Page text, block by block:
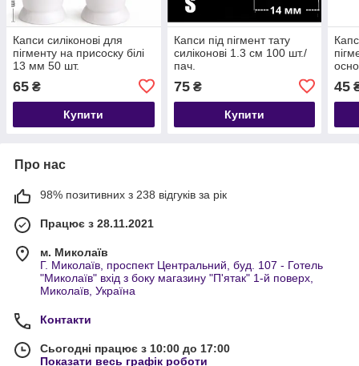
Капси силіконові для
пігменту на присоску білі
13 мм 50 шт.
65 ₴
Купити
Капси під пігмент тату
силіконові 1.3 см 100 шт./
пач.
75₴
Купити
45
Про нас
98% позитивних з 238 відгуків за рік
Працює з 28.11.2021
м. Миколаїв
Г. Миколаїв, проспект Центральний, буд. 107 - Готель
"Миколаїв" вхід з боку магазину "П'ятак" 1-й поверх,
Миколаїв, Україна
Контакти
Сьогодні працює з 10:00 до 17:00
Показати весь графік роботи